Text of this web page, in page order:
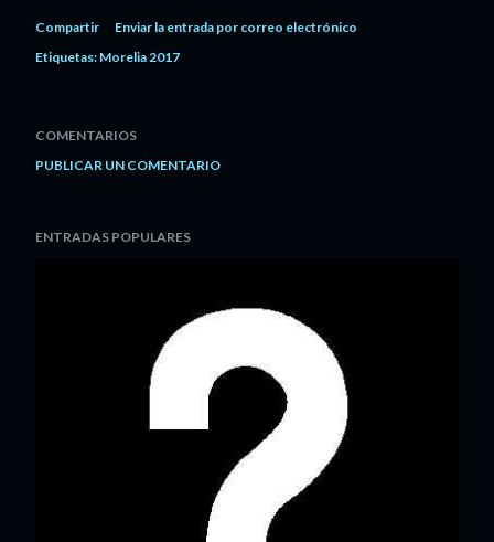
Compartir
Enviar la entrada por correo electrónico
Etiquetas: Morelia 2017
COMENTARIOS
PUBLICAR UN COMENTARIO
ENTRADAS POPULARES